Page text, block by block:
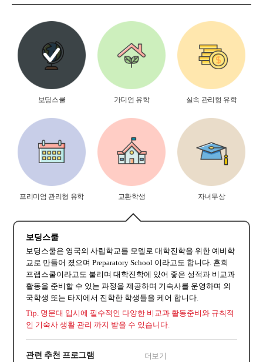
보딩스쿨 가디언 유학 실속 관리형 유학
프리미엄 관리형 유학 교환학생 자녀무상
보딩스쿨
보딩스쿨은 영국의 사립학교를 모델로 대학진학을 위한 예비학
교로 만들어 졌으며 Preparatory School 이라고도 합니다. 흔희
프랩스쿨이라고도 불리며 대학진학에 있어 좋은 성적과 비교과
활동을 준비할 수 있는 과정을 제공하며 기숙사를 운영하며 외
국학생 또는 타지에서 진학한 학생들을 케어 합니다.
Tip. 명문대 입시에 필수적인 다양한 비교과 활동준비와 규칙적
인 기숙사 생활 관리 까지 받을 수 있습니다.
관련 추천 프로그램 더보기